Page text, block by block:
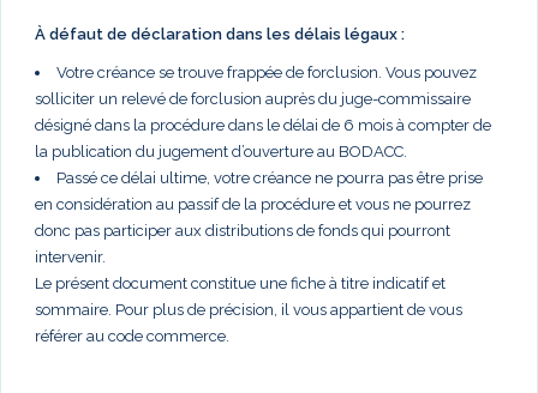
À défaut de déclaration dans les délais légaux :
Votre créance se trouve frappée de forclusion. Vous pouvez
solliciter un relevé de forclusion auprès du juge-commissaire
désigné dans la procédure dans le délai de 6 mois à compter de
la publication du jugement d’ouverture au BODACC.
Passé ce délai ultime, votre créance ne pourra pas être prise
en considération au passif de la procédure et vous ne pourrez
donc pas participer aux distributions de fonds qui pourront
intervenir.
Le présent document constitue une fiche à titre indicatif et
sommaire. Pour plus de précision, il vous appartient de vous
référer au code commerce.